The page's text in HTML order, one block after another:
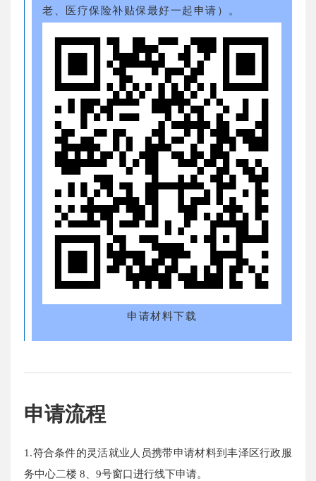
老、医疗保险补贴保最好一起申请）。
申请材料下载
申请流程
1.符合条件的灵活就业人员携带申请材料到丰泽区行政服
务中心二楼 8、9号窗口进行线下申请。